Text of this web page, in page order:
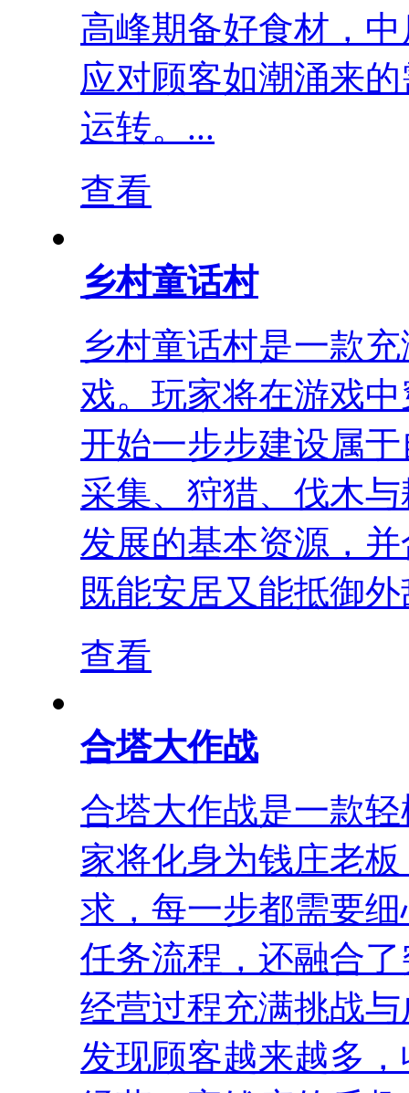
高峰期备好食材，
应对顾客如潮涌来
运转。...
查看
乡村童话村
乡村童话村是一款
戏。玩家将在游戏
开始一步步建设属
采集、狩猎、伐木
发展的基本资源，
既能安居又能抵御
查看
合塔大作战
合塔大作战是一款
家将化身为钱庄老
求，每一步都需要
任务流程，还融合
经营过程充满挑战
发现顾客越来越多